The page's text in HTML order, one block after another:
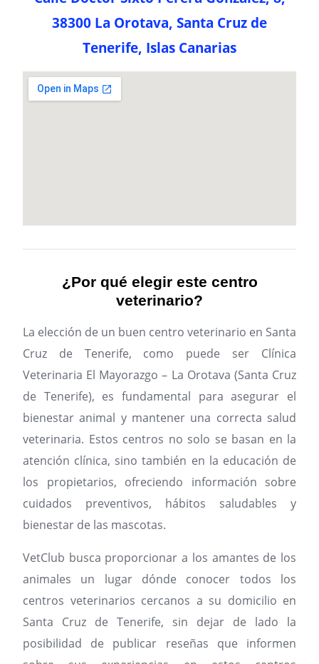
38300 La Orotava, Santa Cruz de
Tenerife, Islas Canarias
¿Por qué elegir este centro
veterinario?
La elección de un buen centro veterinario en Santa
Cruz de Tenerife, como puede ser Clínica
Veterinaria El Mayorazgo – La Orotava (Santa Cruz
de Tenerife), es fundamental para asegurar el
bienestar animal y mantener una correcta salud
veterinaria. Estos centros no solo se basan en la
atención clínica, sino también en la educación de
los propietarios, ofreciendo información sobre
cuidados preventivos, hábitos saludables y
bienestar de las mascotas.
VetClub busca proporcionar a los amantes de los
animales un lugar dónde conocer todos los
centros veterinarios cercanos a su domicilio en
Santa Cruz de Tenerife, sin dejar de lado la
posibilidad de publicar reseñas que informen